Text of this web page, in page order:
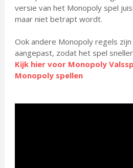
versie van het Monopoly spel
maar niet betrapt wordt.
Ook andere Monopoly regels
aangepast, zodat het spel
Kijk hier voor Monopoly
Monopoly spellen